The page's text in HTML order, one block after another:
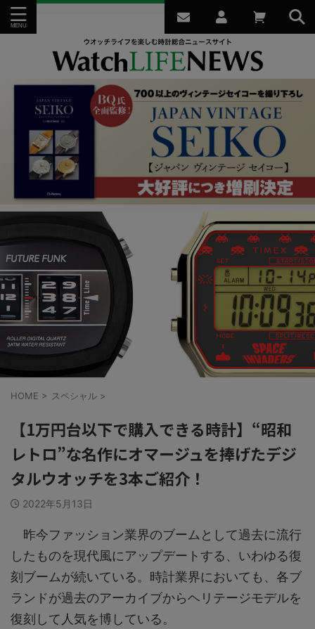
HOME > スペシャル >
【1万円台以下で購入できる時計】“昭和
レトロ”な名作にオマージュを捧げたデジ
タルウオッチを3本ご紹介！
2022年5月13日
昨今ファッション業界のブームとして過去に流行
したものを現代風にアップデートする、いわゆる復
刻ブームが続いている。時計業界においても、各ブ
ランドが過去のアーカイブからヘリテージモデルを
復刻して人気を博している。